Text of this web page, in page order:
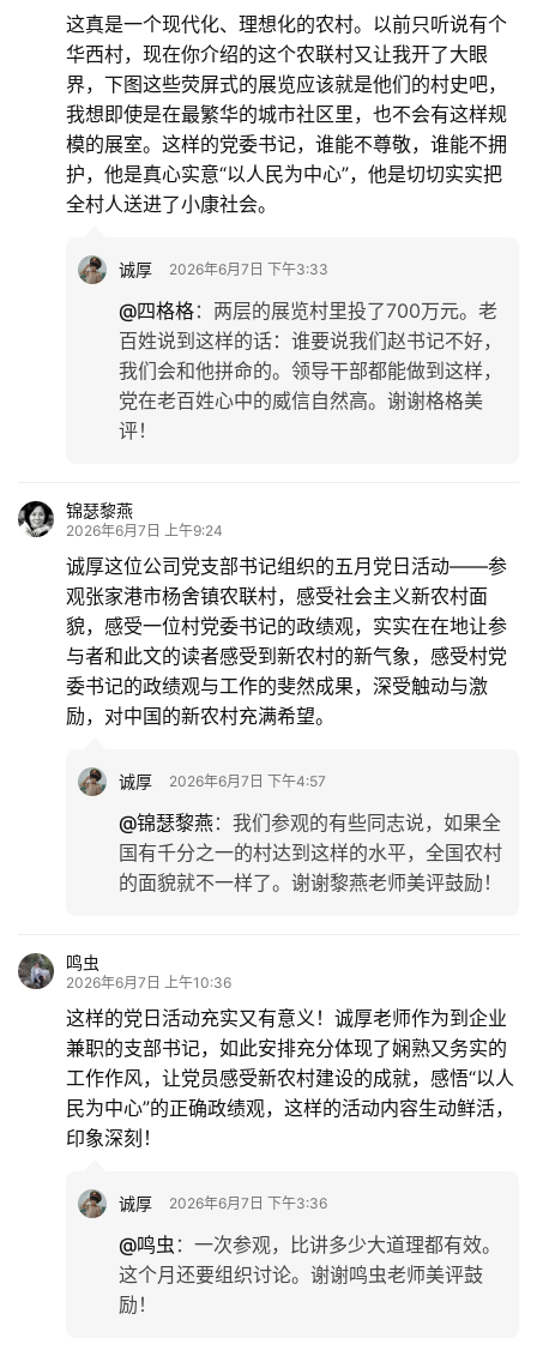
登录 注册
这真是一个现代化、理想化的农村。以前只听说有个
华西村，现在你介绍的这个农联村又让我开了大眼
界，下图这些荧屏式的展览应该就是他们的村史吧，
我想即使是在最繁华的城市社区里，也不会有这样规
模的展室。这样的党委书记，谁能不尊敬，谁能不拥
护，他是真心实意“以人民为中心”，他是切切实实把
全村人送进了小康社会。
诚厚 2026年6月7日 下午3:33
@四格格： 两层的展览村里投了700万元。老
百姓说到这样的话：谁要说我们赵书记不好，
我们会和他拼命的。领导干部都能做到这样，
党在老百姓心中的威信自然高。谢谢格格美
评！
锦瑟黎燕
2026年6月7日 上午9:24
诚厚这位公司党支部书记组织的五月党日活动——参
观张家港市杨舍镇农联村，感受社会主义新农村面
貌，感受一位村党委书记的政绩观，实实在在地让参
与者和此文的读者感受到新农村的新气象，感受村党
委书记的政绩观与工作的斐然成果，深受触动与激
励，对中国的新农村充满希望。
诚厚 2026年6月7日 下午4:57
@锦瑟黎燕： 我们参观的有些同志说，如果全
国有千分之一的村达到这样的水平，全国农村
的面貌就不一样了。谢谢黎燕老师美评鼓励！
鸣虫
2026年6月7日 上午10:36
这样的党日活动充实又有意义！诚厚老师作为到企业
兼职的支部书记，如此安排充分体现了娴熟又务实的
工作作风，让党员感受新农村建设的成就，感悟“以人
民为中心”的正确政绩观，这样的活动内容生动鲜活，
印象深刻！
诚厚 2026年6月7日 下午3:36
@鸣虫 ： 一次参观，比讲多少大道理都有效。
这个月还要组织讨论。谢谢鸣虫老师美评鼓
励！